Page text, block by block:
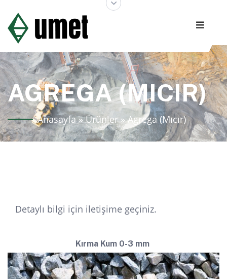
AGREGA (MICIR)
Anasayfa»Ürünler »Agrega (Mıcır)
Detaylı bilgi için iletişime geçiniz.
Kırma Kum 0-3 mm